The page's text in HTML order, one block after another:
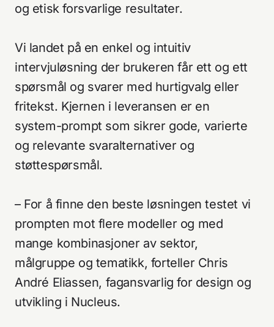
og etisk forsvarlige resultater.
Vi landet på en enkel og intuitiv
intervjuløsning der brukeren får ett og ett
spørsmål og svarer med hurtigvalg eller
fritekst. Kjernen i leveransen er en
system-prompt som sikrer gode, varierte
og relevante svaralternativer og
støttespørsmål.
– For å finne den beste løsningen testet vi
prompten mot flere modeller og med
mange kombinasjoner av sektor,
målgruppe og tematikk, forteller Chris
André Eliassen, fagansvarlig for design og
utvikling i Nucleus.